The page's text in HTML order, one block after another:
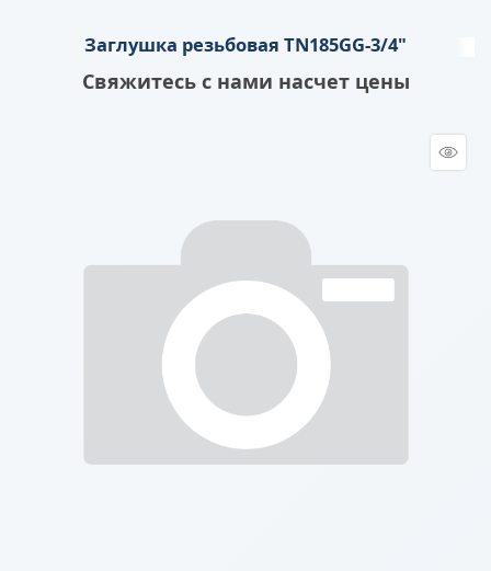
Заглушка резьбовая TN185GG-3/4"
Свяжитесь с нами насчет цены